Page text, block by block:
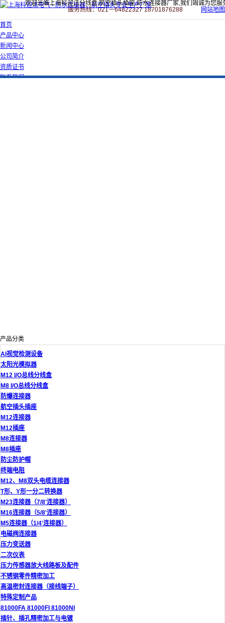
欢迎光临上海科迎法分线盒,航空插头插座,防水连接器厂家,我们竭诚为您服
服务热线：021－64822327 18701876288
网站地图
首页
产品中心
新闻中心
公司简介
资质证书
联系我们
产品分类
AI视觉检测设备
太阳光模拟器
M12 I/O总线分线盒
M8 I/O总线分线盒
防爆连接器
航空插头插座
M12连接器
M12插座
M8连接器
M8插座
防尘防护帽
终端电阻
M12、M8双头电缆连接器
T形、Y形一分二转换器
M23连接器（7/8'连接器）
M16连接器（5/8'连接器）
M5连接器（1/4'连接器）
电磁阀连接器
压力变送器
二次仪表
压力传感器放大线路板及配件
不锈钢零件精密加工
高温密封连接器（接线端子）
特殊定制产品
81000FA 81000FI 81000NI
插针、插孔精密加工与电镀